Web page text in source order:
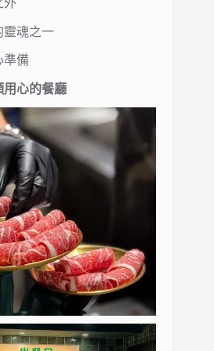
靈魂之一
準備
用心的餐廳